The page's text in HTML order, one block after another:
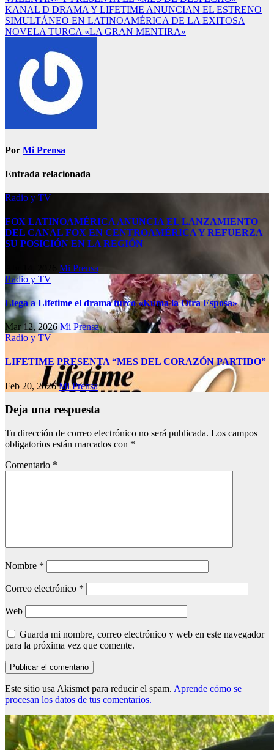
KANAL D DRAMA Y LIFETIME ANUNCIAN EL ESTRENO
SIMULTÁNEO EN LATINOAMÉRICA DE LA EXITOSA
NOVELA TURCA «LA GRAN MENTIRA»
Por Mi Prensa
Entrada relacionada
Radio y TV
FOX LATINOAMÉRICA ANUNCIA EL LANZAMIENTO
DEL CANAL FOX EN CENTROAMÉRICA Y REFUERZA
SU POSICIÓN EN LA REGIÓN
Mi Prensa
Radio y TV
Llega a Lifetime el drama turco «Kuma la Otra Esposa»
Mar 12, 2026Mi Prensa
Radio y TV
LIFETIME PRESENTA “MES DEL CORAZÓN PARTIDO”
Feb 20, 2026Mi Prensa
Deja una respuesta
Tu dirección de correo electrónico no será publicada. Los campos
obligatorios están marcados con *
Comentario *
Nombre *
Correo electrónico *
Web
Guarda mi nombre, correo electrónico y web en este navegador
para la próxima vez que comente.
Este sitio usa Akismet para reducir el spam. Aprende cómo se
procesan los datos de tus comentarios.